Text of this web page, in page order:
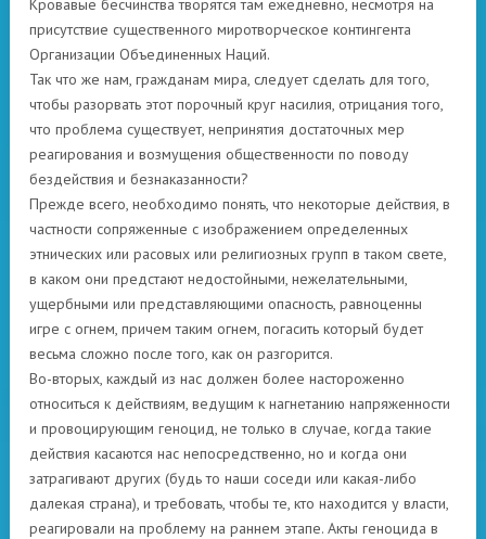
Кровавые бесчинства творятся там ежедневно, несмотря на
присутствие существенного миротворческое контингента
Организации Объединенных Наций.
Так что же нам, гражданам мира, следует сделать для того,
чтобы разорвать этот порочный круг насилия, отрицания того,
что проблема существует, непринятия достаточных мер
реагирования и возмущения общественности по поводу
бездействия и безнаказанности?
Прежде всего, необходимо понять, что некоторые действия, в
частности сопряженные с изображением определенных
этнических или расовых или религиозных групп в таком свете,
в каком они предстают недостойными, нежелательными,
ущербными или представляющими опасность, равноценны
игре с огнем, причем таким огнем, погасить который будет
весьма сложно после того, как он разгорится.
Во-вторых, каждый из нас должен более настороженно
относиться к действиям, ведущим к нагнетанию напряженности
и провоцирующим геноцид, не только в случае, когда такие
действия касаются нас непосредственно, но и когда они
затрагивают других (будь то наши соседи или какая-либо
далекая страна), и требовать, чтобы те, кто находится у власти,
реагировали на проблему на раннем этапе. Акты геноцида в